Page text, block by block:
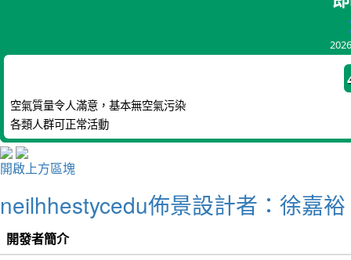
空氣質量令人滿意，基本無空氣污染
各類人群可正常活動
開啟上方區塊
neilhhestycedu佈景設計者：徐嘉
開發者簡介